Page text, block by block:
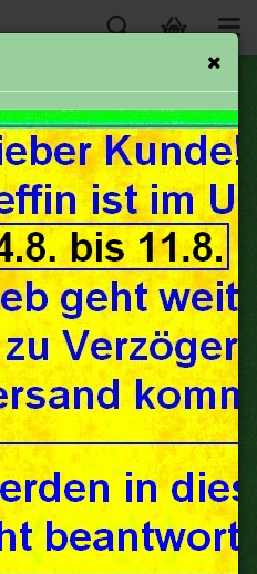
Düsensätze.
Bauform deines
die richtigen
diese zu.